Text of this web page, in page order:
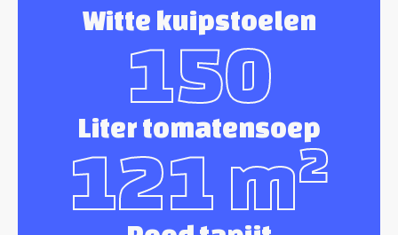
Witte kuipstoelen
150
Liter tomatensoep
121 m²